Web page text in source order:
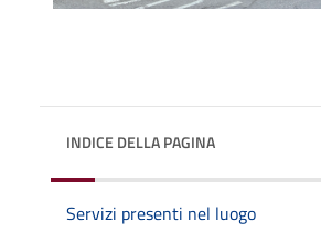
INDICE DELLA PAGINA
Servizi presenti nel luogo